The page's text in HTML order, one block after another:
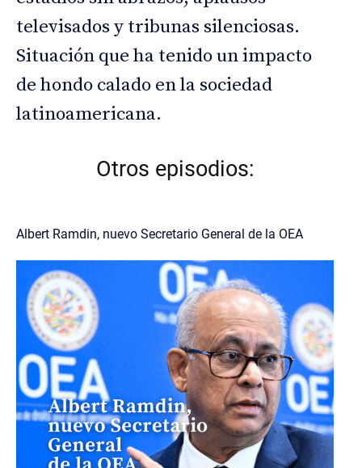
televisados y tribunas silenciosas.
Situación que ha tenido un impacto
de hondo calado en la sociedad
latinoamericana.
Otros episodios:
Albert Ramdin, nuevo Secretario General de la OEA